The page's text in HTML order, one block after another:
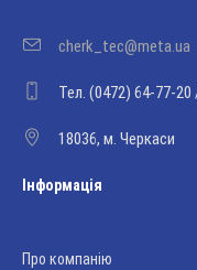
cherk_tec@meta.ua
Тел. (0472) 64-77-
18036, м. Черкаси
Інформація
Про компанію